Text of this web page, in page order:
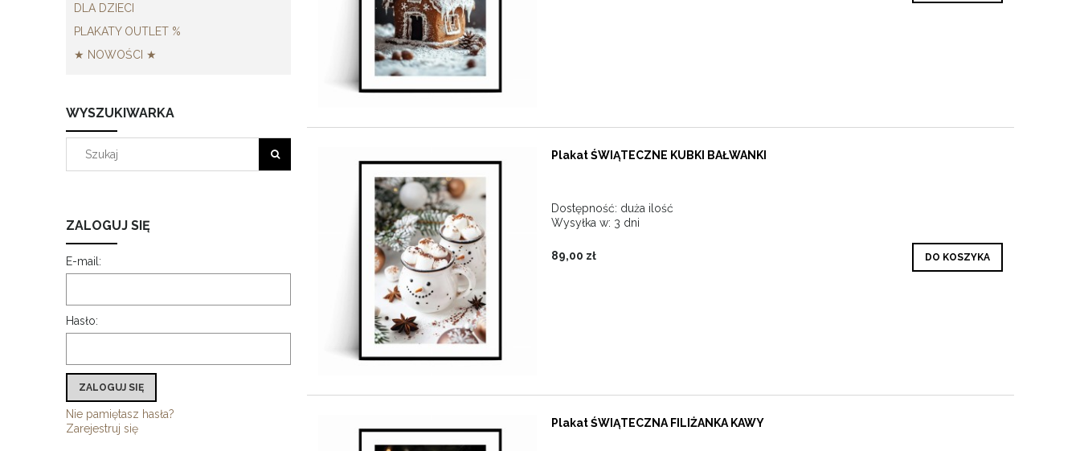
DLA DZIECI
PLAKATY OUTLET %
★ NOWOŚCI ★
WYSZUKIWARKA
ZALOGUJ SIĘ
E-mail:
Hasło:
ZALOGUJ SIĘ
Nie pamiętasz hasła?
Zarejestruj się
Plakat ŚWIĄTECZNE KUBKI BAŁWANKI
Dostępność: duża ilość
Wysyłka w: 3 dni
89,00 zł DO KOSZYKA
Plakat ŚWIĄTECZNA FILIŻANKA KAWY